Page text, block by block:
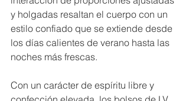
y holgadas resaltan el cuerpo con un
estilo confiado que se extiende desde
los días calientes de verano hasta las
noches más frescas.
Con un carácter de espíritu libre y